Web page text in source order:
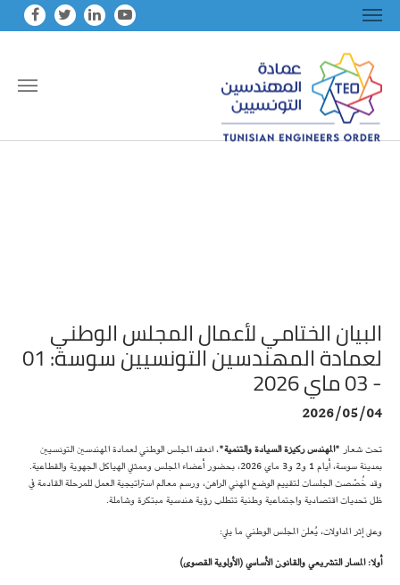
البيان الختامي لأعمال المجلس الوطني
لعمادة المهندسين التونسيين سوسة: 01
- 03 ماي 2026
2026/05/04
تحت شعار "المهندس ركيزة السيادة والتنمية"، انعقد المجلس الوطني لعمادة المهندسين التونسيين
بمدينة سوسة، أيام 1 و2 و3 ماي 2026، بحضور أعضاء المجلس وممثلي الهياكل الجهوية والقطاعية.
وقد خُصّصت الجلسات لتقييم الوضع المهني الراهن، ورسم معالم استراتيجية العمل للمرحلة القادمة في
ظل تحديات اقتصادية واجتماعية وطنية تتطلب رؤية هندسية مبتكرة وشاملة.
وعلى إثر المداولات، يُعلن المجلس الوطني ما يلي:
أولا: المسار التشريعي والقانون الأساسي (الأولوية القصوى)